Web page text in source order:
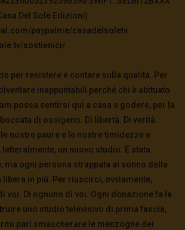
Del Sole Edizioni)
paypalme/casadelsoletv
sostienici/
per resistere è contare sulla qualità. Per
inappuntabili perché chi è abituato
possa sentirsi qui a casa e godere, per la
di ossigeno. Di libertà. Di verità.
nostre paure e le nostre timidezze e
un nuovo studio. È stata
ma ogni persona strappata al sonno della
libera in più. Per riuscirci, ovviamente,
voi. Di ognuno di voi. Ogni donazione fa la
uno studio televisivo di prima fascia,
pari smascherare le menzogne dei